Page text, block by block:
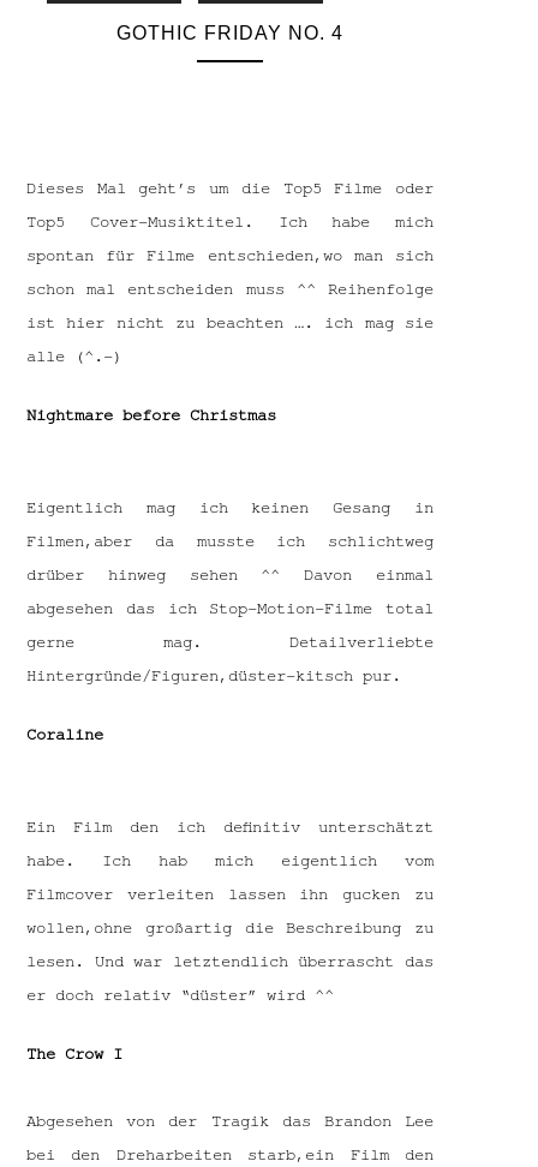
GOTHIC FRIDAY NO. 4
Dieses Mal geht’s um die Top5 Filme oder
Top5 Cover-Musiktitel. Ich habe mich
spontan für Filme entschieden,wo man sich
schon mal entscheiden muss ^^ Reihenfolge
ist hier nicht zu beachten …. ich mag sie
alle (^.-)
Nightmare before Christmas
Eigentlich mag ich keinen Gesang in
Filmen,aber da musste ich schlichtweg
drüber hinweg sehen ^^ Davon einmal
abgesehen das ich Stop-Motion-Filme total
gerne mag. Detailverliebte
Hintergründe/Figuren,düster-kitsch pur.
Coraline
Ein Film den ich definitiv unterschätzt
habe. Ich hab mich eigentlich vom
Filmcover verleiten lassen ihn gucken zu
wollen,ohne großartig die Beschreibung zu
lesen. Und war letztendlich überrascht das
er doch relativ “düster” wird ^^
The Crow I
Abgesehen von der Tragik das Brandon Lee
bei den Dreharbeiten starb,ein Film den